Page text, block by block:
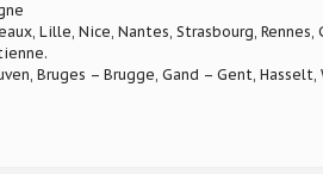
Lille, Nice, Nantes, Strasbourg, Rennes,
Bruges – Brugge, Gand – Gent, Hasselt,